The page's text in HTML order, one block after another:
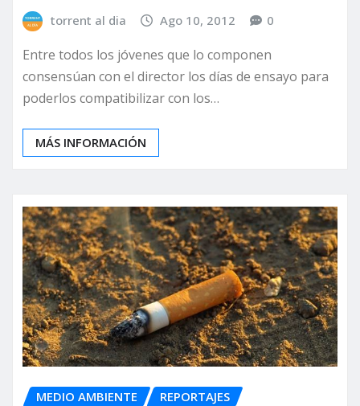
torrent al dia Ago 10, 2012 0
Entre todos los jóvenes que lo componen
consensúan con el director los días de ensayo para
poderlos compatibilizar con los…
MÁS INFORMACIÓN
MEDIO AMBIENTE REPORTAJES